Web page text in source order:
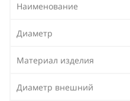
Наименование
Диаметр
Материал изделия
Диаметр внешний